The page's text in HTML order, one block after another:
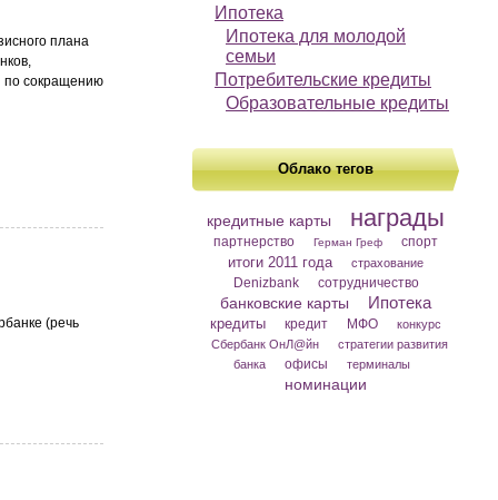
Ипотека
Ипотека для молодой
семьи
Потребительские кредиты
Образовательные кредиты
Облако тегов
кредитные карты награды
партнерство Герман Греф спорт
итоги 2011 года страхование
Denizbank сотрудничество
банковские карты Ипотека
кредиты кредит МФО
конкурс
Сбербанк ОнЛ@йн
стратегии развития
банка
офисы терминалы
номинации
плана
по сокращению
(речь